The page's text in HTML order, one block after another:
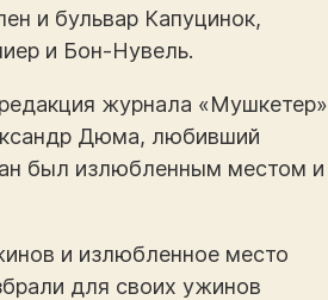
и бульвар Капуцинок,
и Бон-Нувель.
журнала «Мушкетер»
Дюма, любивший
был излюбленным местом и
и излюбленное место
для своих ужинов